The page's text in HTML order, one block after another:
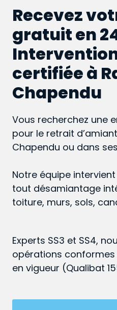
Recevez
gratuit en
certifiée à
Chapendu
Vous recherchez une
pour le retrait
Chapendu ou dans
Notre équipe
tout désamiantage
toiture, murs, sols,
Experts SS3 et SS4,
opérations
en vigueur (Qualibat